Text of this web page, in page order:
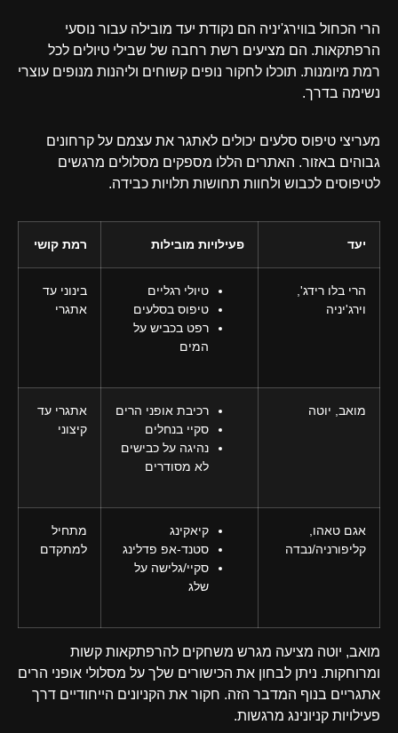
הרי הכחול בווירג'יניה הם נקודת יעד מובילה עבור נוסעי
הרפתקאות. הם מציעים רשת רחבה של שבילי טיולים לכל
רמת מיומנות. תוכלו לחקור נופים קשוחים וליהנות מנופים עוצרי
נשימה בדרך.
מעריצי טיפוס סלעים יכולים לאתגר את עצמם על קרחונים
גבוהים באזור. האתרים הללו מספקים מסלולים מרגשים
לטיפוסים לכבוש ולחוות תחושות תלויות כבידה.
יעד פעילויות מובילות רמת קושי
הרי בלו רידג',
וירג'יניה
טיולי רגליים
טיפוס בסלעים
רפט בכביש על
המים
בינוני עד
אתגרי
מואב, יוטה
רכיבת אופני הרים
סקיי בנחלים
נהיגה על כבישים
לא מסודרים
אתגרי עד
קיצוני
אגם טאהו,
קליפורניה/נבדה
קיאקינג
סטנד-אפ פדלינג
סקיי/גלישה על
שלג
מתחיל
למתקדם
מואב, יוטה מציעה מגרש משחקים להרפתקאות קשות
ומרוחקות. ניתן לבחון את הכישורים שלך על מסלולי אופני הרים
אתגריים בנוף המדבר הזה. חקור את הקניונים הייחודיים דרך
פעילויות קניונינג מרגשות.